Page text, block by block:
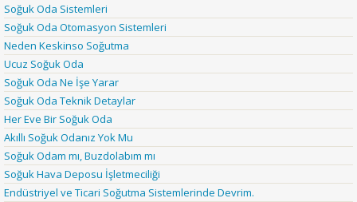
Soğuk Oda Sistemleri
Soğuk Oda Otomasyon Sistemleri
Neden Keskinso Soğutma
Ucuz Soğuk Oda
Soğuk Oda Ne İşe Yarar
Soğuk Oda Teknik Detaylar
Her Eve Bir Soğuk Oda
Akıllı Soğuk Odanız Yok Mu
Soğuk Odam mı, Buzdolabım mı
Soğuk Hava Deposu İşletmeciliği
Endüstriyel ve Ticari Soğutma Sistemlerinde Devrim.